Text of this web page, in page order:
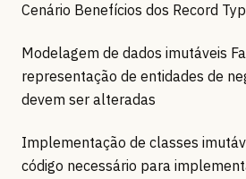
Cenário Benefícios dos Record
Modelagem de dados imutáveis
representação de entidades de
devem ser alteradas
Implementação de classes
código necessário para